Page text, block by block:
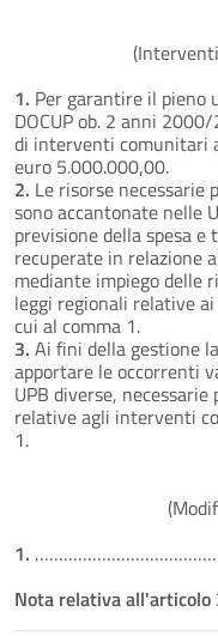
1. Per garantire il pieno
DOCUP ob. 2 anni
di interventi comunitari
euro 5.000.000,00.
2. Le risorse
sono accantonate nelle
previsione della spesa
recuperate in relazione
mediante impiego delle
leggi regionali relative
cui al comma 1.
3. Ai fini della gestione
apportare le occorrenti
UPB diverse,
relative agli interventi
1.
1.
Nota relativa all'articolo